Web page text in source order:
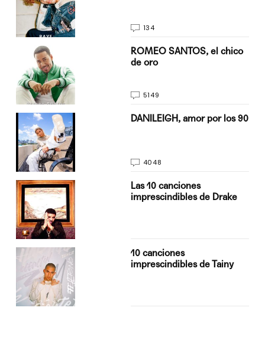
134
ROMEO SANTOS, el chico
de oro
5149
DANILEIGH, amor por los 90
4048
Las 10 canciones
imprescindibles de Drake
10 canciones
imprescindibles de Tainy